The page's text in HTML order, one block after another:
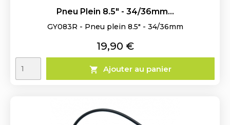
Pneu Plein 8.5" - 34/36mm...
GY083R - Pneu plein 8.5" - 34/36mm
Prix
19,90 €
 Ajouter au panier